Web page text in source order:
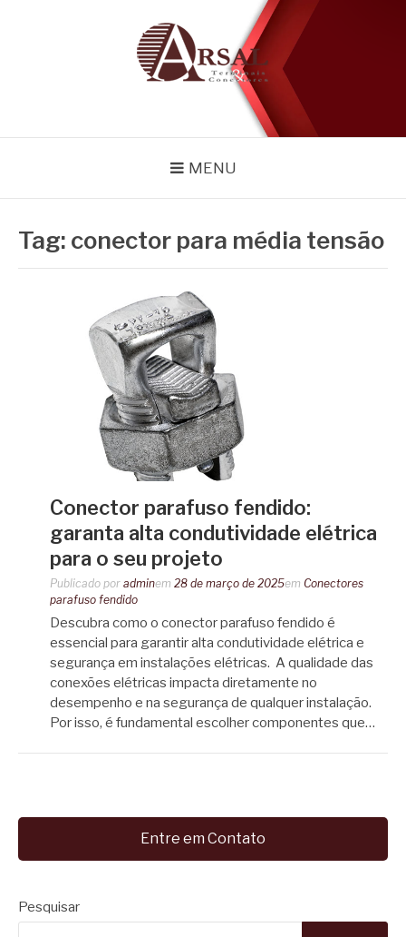
Especialistas em conectores e acessórios
MENU
Tag: conector para média tensão
Conector parafuso fendido:
garanta alta condutividade elétrica
para o seu projeto
Publicado por adminem 28 de março de 2025em Conectores
parafuso fendido
Descubra como o conector parafuso fendido é
essencial para garantir alta condutividade elétrica e
segurança em instalações elétricas. A qualidade das
conexões elétricas impacta diretamente no
desempenho e na segurança de qualquer instalação.
Por isso, é fundamental escolher componentes que…
Entre em Contato
Pesquisar